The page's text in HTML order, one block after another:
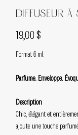
Diffuseur à
Prix
19,00 $
Format 6 ml
Parfume. Enveloppe.
Description
Chic, élégant et
ajoute une touche